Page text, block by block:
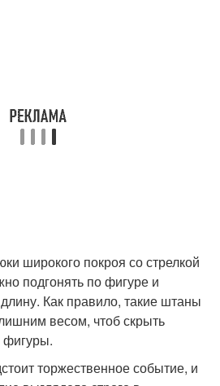
широкого покроя со стрелкой
подгонять по фигуре и
Как правило, такие штаны
весом, чтоб скрыть
фигуры.
торжественное событие, и